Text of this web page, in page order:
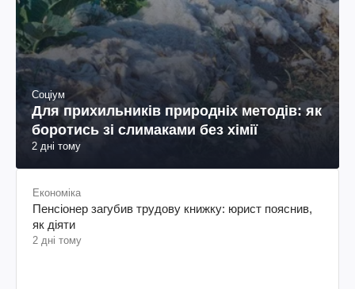
Соціум
Для прихильників природніх методів: як
боротись зі слимаками без хімії
2 дні тому
Економіка
Пенсіонер загубив трудову книжку: юрист пояснив,
як діяти
2 дні тому